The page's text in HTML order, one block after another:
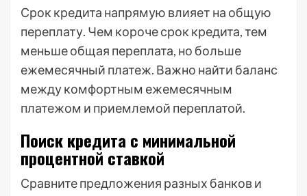
Срок кредита напрямую влияет на общую
переплату. Чем короче срок кредита, тем
меньше общая переплата, но больше
ежемесячный платеж. Важно найти баланс
между комфортным ежемесячным
платежом и приемлемой переплатой.
Поиск кредита с минимальной
процентной ставкой
Сравните предложения разных банков и